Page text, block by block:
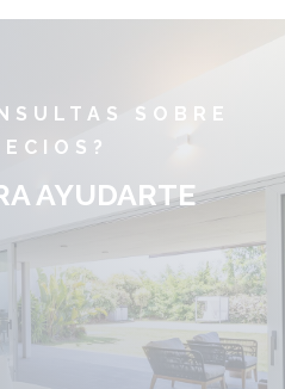
SOBRE
AYUDARTE